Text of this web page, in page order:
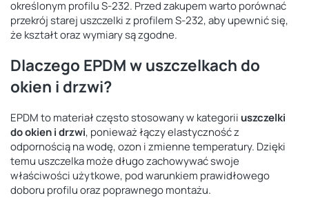
określonym profilu S-232. Przed zakupem warto porównać
przekrój starej uszczelki z profilem S-232, aby upewnić się,
że kształt oraz wymiary są zgodne.
Dlaczego EPDM w uszczelkach do
okien i drzwi?
EPDM to materiał często stosowany w kategorii uszczelki
do okien i drzwi, ponieważ łączy elastyczność z
odpornością na wodę, ozon i zmienne temperatury. Dzięki
temu uszczelka może długo zachowywać swoje
właściwości użytkowe, pod warunkiem prawidłowego
doboru profilu oraz poprawnego montażu.